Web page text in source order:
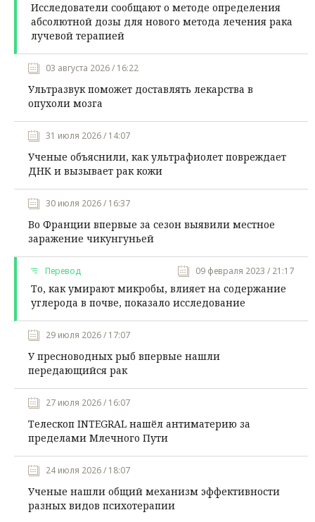
Исследователи сообщают о методе определения
абсолютной дозы для нового метода лечения рака
лучевой терапией
03 августа 2026 / 16:22
Ультразвук поможет доставлять лекарства в
опухоли мозга
31 июля 2026 / 14:07
Ученые объяснили, как ультрафиолет повреждает
ДНК и вызывает рак кожи
30 июля 2026 / 16:37
Во Франции впервые за сезон выявили местное
заражение чикунгуньей
Перевод 09 февраля 2023 / 21:17
То, как умирают микробы, влияет на содержание
углерода в почве, показало исследование
29 июля 2026 / 17:07
У пресноводных рыб впервые нашли
передающийся рак
27 июля 2026 / 16:07
Телескоп INTEGRAL нашёл антиматерию за
пределами Млечного Пути
24 июля 2026 / 18:07
Ученые нашли общий механизм эффективности
разных видов психотерапии